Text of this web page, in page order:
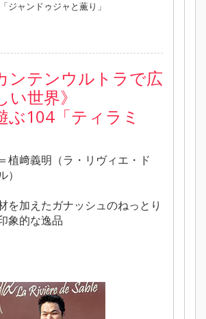
「ジャンドゥジャと薫り」
ンテンウルトラで広
い世界》
ぶ104「ティラミ
植﨑義明（ラ・リヴィエ・ド
）
を加えたガナッシュのねっとり
象的な逸品